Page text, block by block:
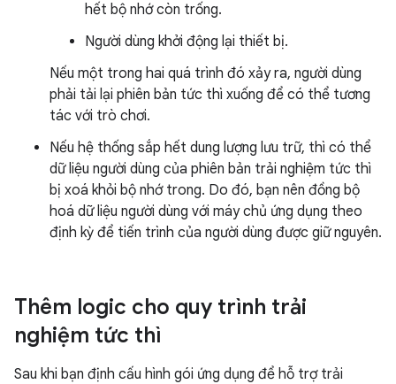
hết bộ nhớ còn trống.
Người dùng khởi động lại thiết bị.
Nếu một trong hai quá trình đó xảy ra, người dùng
phải tải lại phiên bản tức thì xuống để có thể tương
tác với trò chơi.
Nếu hệ thống sắp hết dung lượng lưu trữ, thì có thể
dữ liệu người dùng của phiên bản trải nghiệm tức thì
bị xoá khỏi bộ nhớ trong. Do đó, bạn nên đồng bộ
hoá dữ liệu người dùng với máy chủ ứng dụng theo
định kỳ để tiến trình của người dùng được giữ nguyên.
Thêm logic cho quy trình trải
nghiệm tức thì
Sau khi bạn định cấu hình gói ứng dụng để hỗ trợ trải